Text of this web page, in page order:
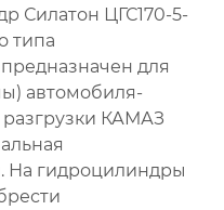
Силатон ЦГС170-5-
типа
для
автомобиля-
КАМАЗ
На гидроцилиндры